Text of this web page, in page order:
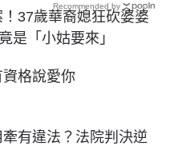
37歲華裔媳狂砍婆婆
「小姑要來」
格說愛你
有違法？法院判決逆
Recommended by